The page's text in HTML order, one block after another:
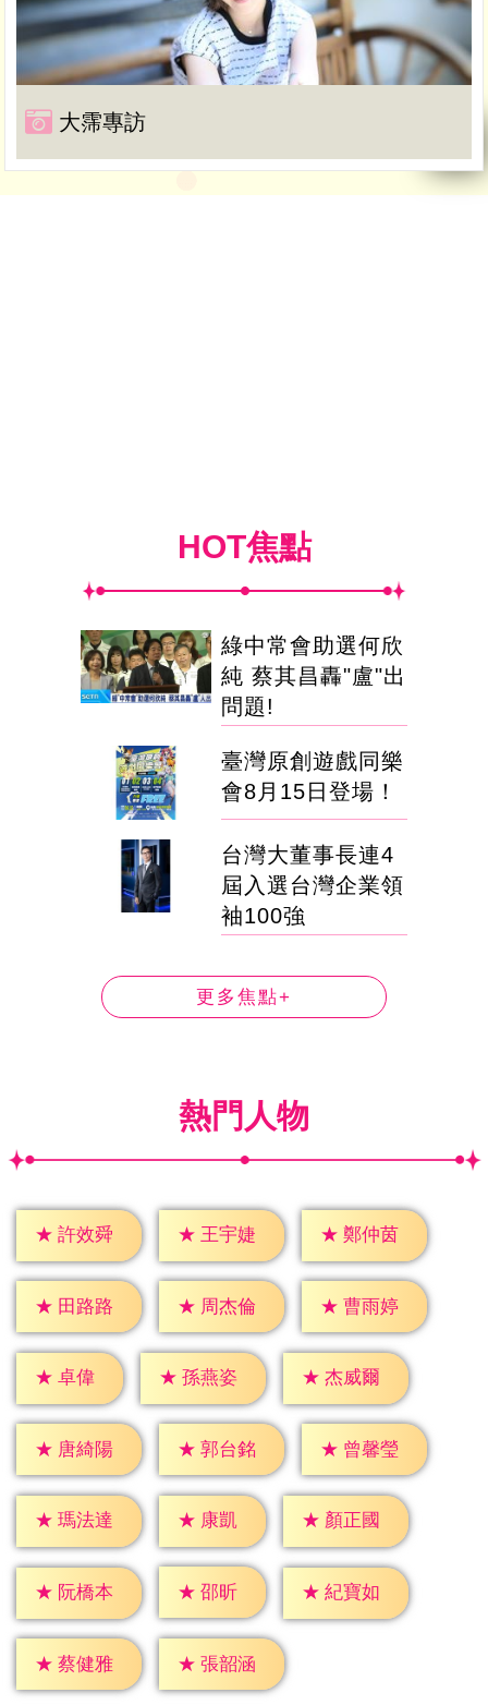
大霈專訪
HOT焦點
綠中常會助選何欣
純 蔡其昌轟"盧"出
問題!
臺灣原創遊戲同樂
會8月15日登場！
台灣大董事長連4
屆入選台灣企業領
袖100強
更多焦點+
熱門人物
★ 許效舜 ★ 王宇婕 ★ 鄭仲茵
★ 田路路 ★ 周杰倫 ★ 曹雨婷
★ 卓偉 ★ 孫燕姿 ★ 杰威爾
★ 唐綺陽 ★ 郭台銘 ★ 曾馨瑩
★ 瑪法達 ★ 康凱 ★ 顏正國
★ 阮橋本 ★ 邵昕 ★ 紀寶如
★ 蔡健雅 ★ 張韶涵